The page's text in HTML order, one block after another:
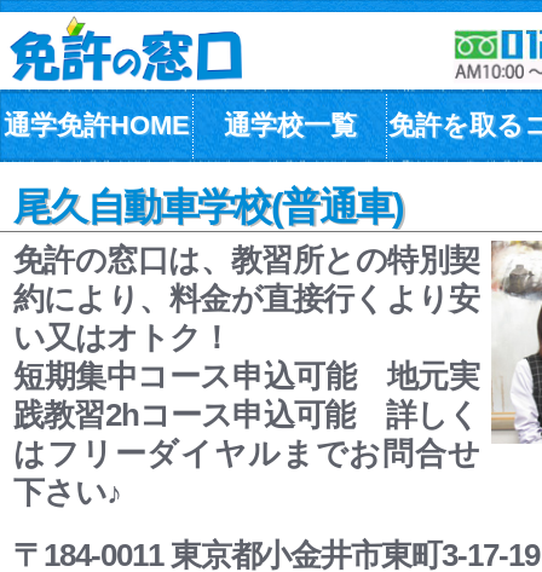
通学免許HOME 通学校一覧 免許を取る
尾久自動車学校(普通車)
免許の窓口は、教習所との特別契
約により、料金が直接行くより安
い又はオトク！
短期集中コース申込可能 地元実
践教習2hコース申込可能 詳しく
はフリーダイヤルまでお問合せ
下さい♪
〒184-0011 東京都小金井市東町3-17-19